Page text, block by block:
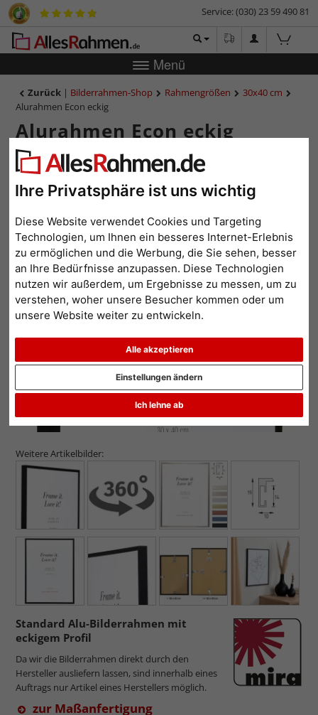
Ihre Privatsphäre ist uns wichtig
Diese Website verwendet Cookies und Targeting
Technologien, um Ihnen ein besseres Internet-Erlebnis
zu ermöglichen und die Werbung, die Sie sehen, besser
an Ihre Bedürfnisse anzupassen. Diese Technologien
nutzen wir außerdem, um Ergebnisse zu messen, um zu
verstehen, woher unsere Besucher kommen oder um
unsere Website weiter zu entwickeln.
Alle akzeptieren
Ich lehne ab
Einstellungen ändern
Service: (030) 23 59 490 81
Menü
Zurück | Bilderrahmen-Shop Rahmengrößen
30x40 cm
Alurahmen Econ eckig
Alurahmen Econ eckig
Zurück
Weitere Artikelbilder:
Standard Alu-Bilderrahmen mit
eckigem Profil
Da wir die Bilderrahmen direkt durch den
Hersteller ausliefern lassen, sind innerhalb eines
Auftrags nur Artikel eines Herstellers möglich.
zur Maßanfertigung